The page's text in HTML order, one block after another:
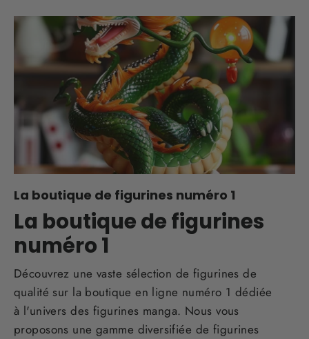
La boutique de figurines numéro 1
La boutique de figurines
numéro 1
Découvrez une vaste sélection de figurines de
qualité sur la boutique en ligne numéro 1 dédiée
à l'univers des figurines manga. Nous vous
proposons une gamme diversifiée de figurines